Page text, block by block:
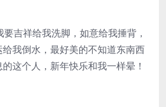
吉祥给我洗脚，如意给我捶背，
我倒水，最好美的不知道东南西
这个人，新年快乐和我一样晕！